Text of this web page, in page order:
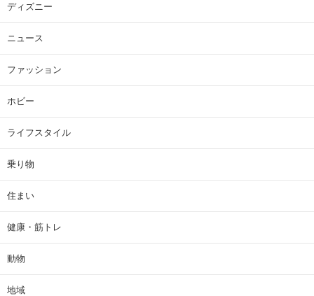
ディズニー
ニュース
ファッション
ホビー
ライフスタイル
乗り物
住まい
健康・筋トレ
動物
地域